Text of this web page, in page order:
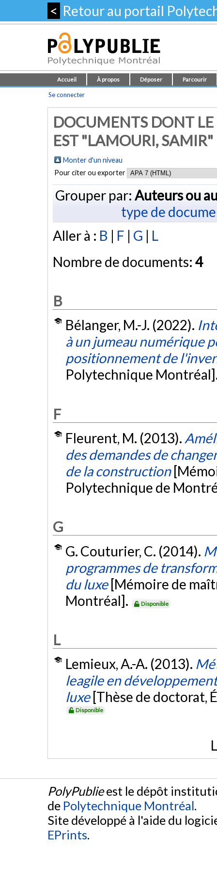
< Retour au portail
Accueil À propos Déposer Parcourir
Se connecter
DOCUMENTS DONT
EST "LAMOURI, SAMIR"
Monter d'un niveau
Pour citer ou exporter
Grouper par: Auteurs ou
type de
Aller à : B | F | G | L
Nombre de documents: 4
B
Bélanger, M.-J. (2022).
à un jumeau numérique
positionnement de
Polytechnique
F
Fleurent, M. (2013).
des demandes de
de la construction
Polytechnique de
G
G. Couturier, C. (2014).
programmes de
du luxe [Mémoire de
Montréal].
Disponible
L
Lemieux, A.-A. (2013).
leagile en
luxe [Thèse de doctorat,
Disponible
PolyPublieest le dépôt
de Polytechnique Montréal.
Site développé à l'aide du
EPrints.